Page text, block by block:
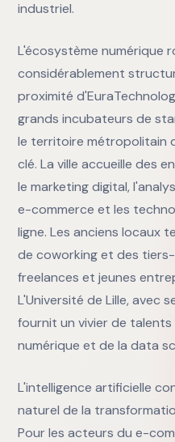
industriel.
L'écosystème numérique
considérablement
proximité
grands incubateurs de
le territoire métropolitain
clé. La ville accueille des
le marketing digital,
e-commerce et les
ligne. Les anciens locaux
de coworking et des
freelances et jeunes
L'Université de Lille, avec
fournit un vivier de
numérique et de la data
L'intelligence artificielle
naturel de la
Pour les acteurs du e-